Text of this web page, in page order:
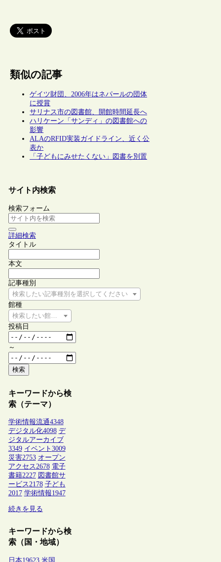
類似の記事
ゲイツ財団、2006年はネパールの団体
に授賞
サリナス市の図書館、開館時間延長へ
ハリケーン「サンディ」の図書館への
影響
ALAのRFID実装ガイドライン、近く公
表か
「子どもにみせたくない」図書を別置
サイト内検索
検索フォーム
詳細検索
タイトル
本文
記事種別
検索したい記事種別を選択してください
館種
検索したい館種を選択してください
投稿日
～
検索
キーワードから検
索（テーマ）
学術情報流通4348
デジタル化4098 デ
ジタルアーカイブ
3349 イベント 3009
災害2753 オープン
アクセス2678 電子
書籍2227 図書館サ
ービス2178 子ども
2017 学術情報1947
続きを見る
キーワードから検
索（国・地域）
日本19623 米国